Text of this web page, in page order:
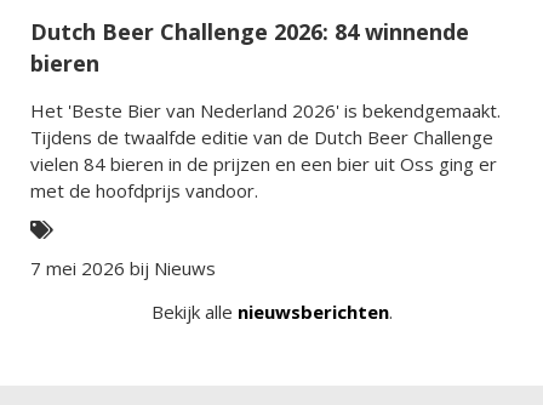
Dutch Beer Challenge 2026: 84 winnende
bieren
Het 'Beste Bier van Nederland 2026' is bekendgemaakt.
Tijdens de twaalfde editie van de Dutch Beer Challenge
vielen 84 bieren in de prijzen en een bier uit Oss ging er
met de hoofdprijs vandoor.
7 mei 2026 bij Nieuws
Bekijk alle nieuwsberichten.